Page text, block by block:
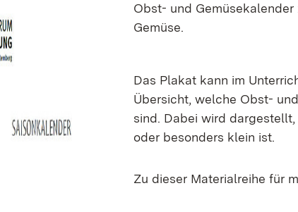
Obst- und
Gemüse.
Das Plakat kann im
Übersicht, welche Obst-
sind. Dabei wird
oder besonders klein ist.
Zu dieser Materialreihe für